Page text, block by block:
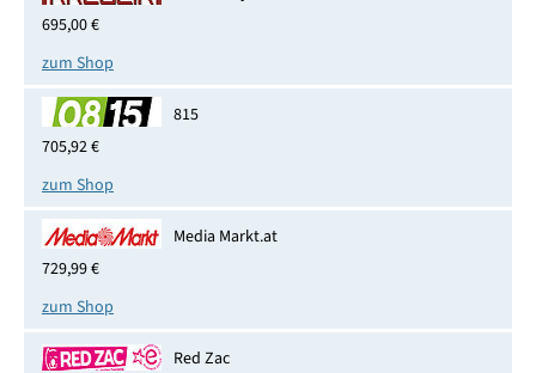
695,00 €
zum Shop
815
705,92 €
zum Shop
Media Markt.at
729,99 €
zum Shop
Red Zac